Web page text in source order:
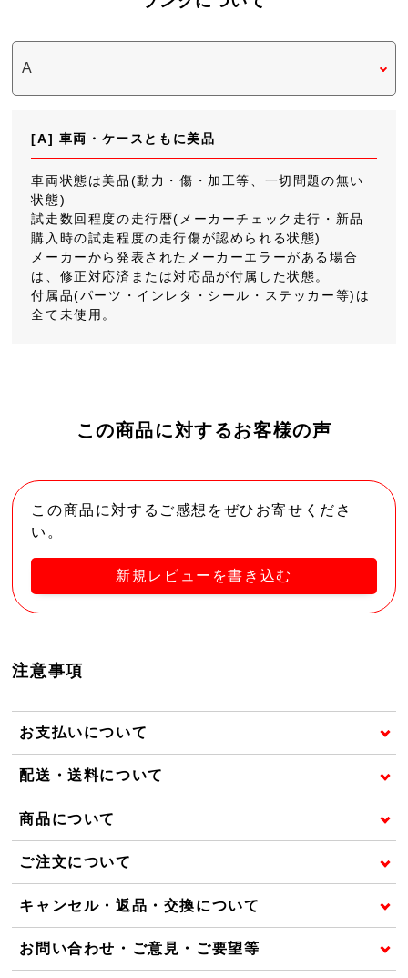
[A] 車両・ケースともに美品
車両状態は美品(動力・傷・加工等、一切問題の無い
状態)
試走数回程度の走行暦(メーカーチェック走行・新品
購入時の試走程度の走行傷が認められる状態)
メーカーから発表されたメーカーエラーがある場合
は、修正対応済または対応品が付属した状態。
付属品(パーツ・インレタ・シール・ステッカー等)は
全て未使用。
この商品に対するお客様の声
この商品に対するご感想をぜひお寄せくださ
い。
新規レビューを書き込む
注意事項
お支払いについて
配送・送料について
商品について
ご注文について
キャンセル・返品・交換について
お問い合わせ・ご意見・ご要望等